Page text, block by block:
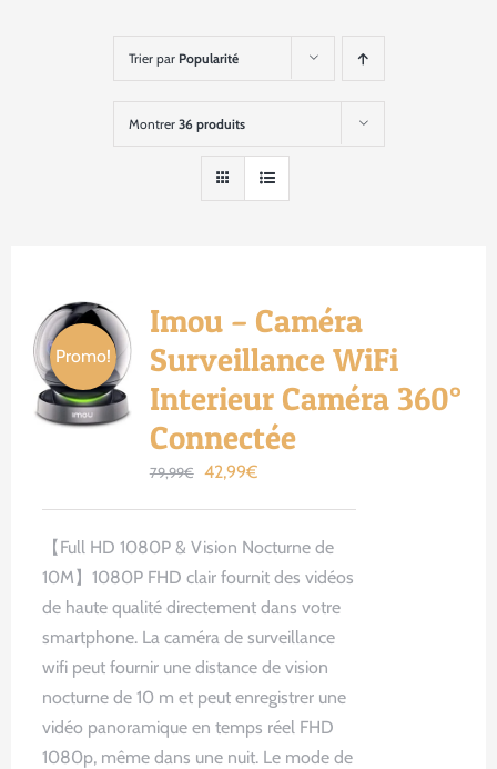
Trier par Popularité
Montrer 36 produits
Promo!
Imou – Caméra
Surveillance WiFi
Interieur Caméra 360°
Connectée
79,99€ Le
était :
79,99€.
42,99€Le
est :
42,99€.
【Full HD 1080P & Vision Nocturne de
10M】1080P FHD clair fournit des vidéos
de haute qualité directement dans votre
smartphone. La caméra de surveillance
wifi peut fournir une distance de vision
nocturne de 10 m et peut enregistrer une
vidéo panoramique en temps réel FHD
1080p, même dans une nuit. Le mode de